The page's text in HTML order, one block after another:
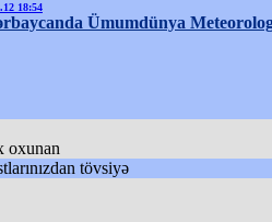
18:54
Ümumdünya
oxunan
tövsiyə